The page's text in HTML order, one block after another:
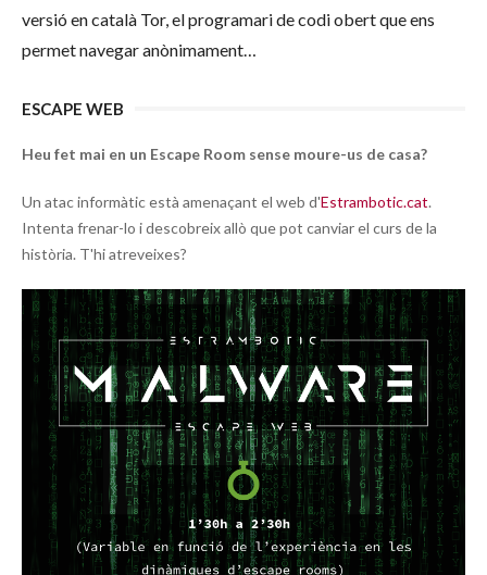
versió en català Tor, el programari de codi obert que ens
permet navegar anònimament…
ESCAPE WEB
Heu fet mai en un Escape Room sense moure-us de casa?
Un atac informàtic està amenaçant el web d'Estrambotic.cat.
Intenta frenar-lo i descobreix allò que pot canviar el curs de la
història. T'hi atreveixes?